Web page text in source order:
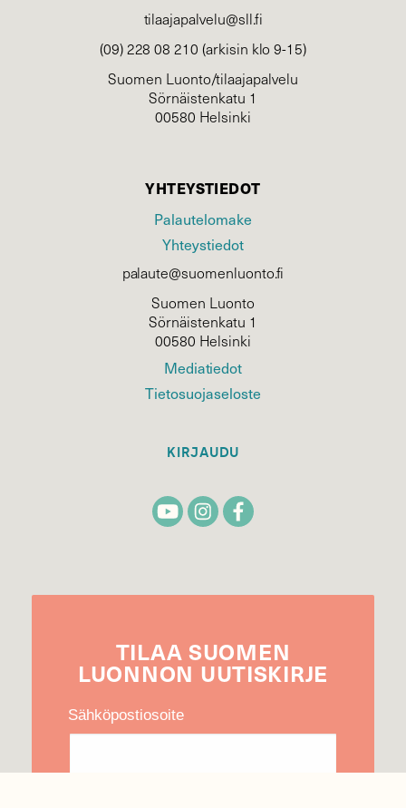
tilaajapalvelu@sll.fi
(09) 228 08 210 (arkisin klo 9-15)
Suomen Luonto/tilaajapalvelu
Sörnäistenkatu 1
00580 Helsinki
YHTEYSTIEDOT
Palautelomake
Yhteystiedot
palaute@suomenluonto.fi
Suomen Luonto
Sörnäistenkatu 1
00580 Helsinki
Mediatiedot
Tietosuojaseloste
KIRJAUDU
TILAA SUOMEN
LUONNON UUTIS­KIRJE
Sähköpostiosoite